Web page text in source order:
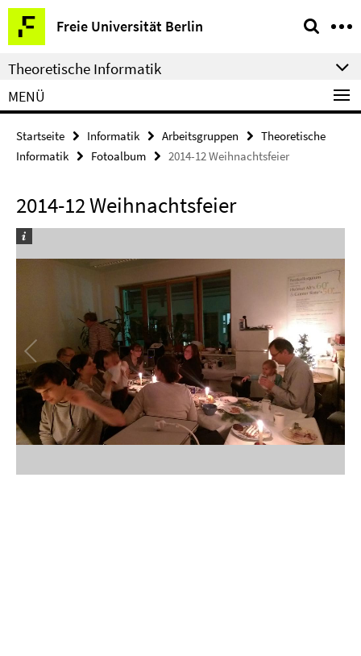
Springe
direkt
zu
Inhalt
Freie Universität Berlin
Service-
Navigation
Theoretische Informatik
MENÜ
Startseite Informatik Arbeitsgruppen
Theoretische
Informatik
Fotoalbum 2014-12 Weihnachtsfeier
2014-12 Weihnachtsfeier